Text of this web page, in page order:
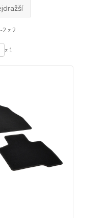
2 z 2
z 1